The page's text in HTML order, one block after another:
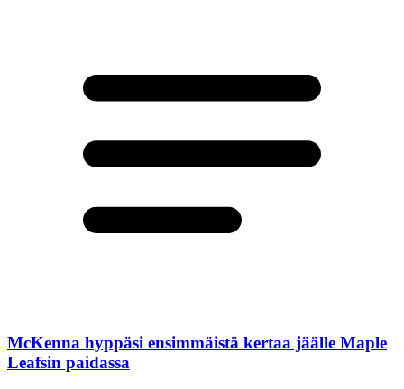
McKenna hyppäsi ensimmäistä kertaa jäälle Maple
Leafsin paidassa